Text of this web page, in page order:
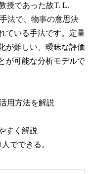
授であった故T. L.
法で、物事の意思決
ている手法です。定量
が難しい、曖昧な評価
が可能な分析モデルで
用方法を解説
すく解説
でできる。